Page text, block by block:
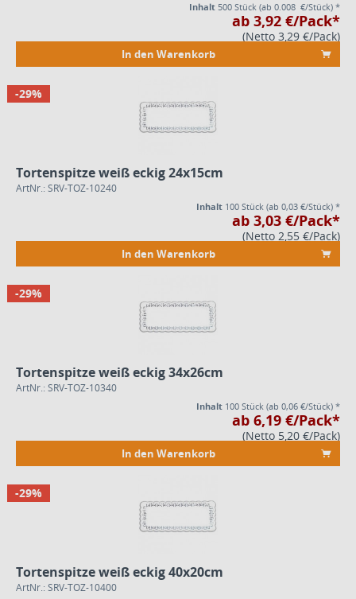
Inhalt 500 Stück (ab 0.008 €/Stück) *
ab 3,92 €/Pack*
(Netto 3,29 €/Pack)
In den Warenkorb
-29%
Tortenspitze weiß eckig 24x15cm
ArtNr.: SRV-TOZ-10240
Inhalt 100 Stück (ab 0,03 €/Stück) *
ab 3,03 €/Pack*
(Netto 2,55 €/Pack)
In den Warenkorb
-29%
Tortenspitze weiß eckig 34x26cm
ArtNr.: SRV-TOZ-10340
Inhalt 100 Stück (ab 0,06 €/Stück) *
ab 6,19 €/Pack*
(Netto 5,20 €/Pack)
In den Warenkorb
-29%
Tortenspitze weiß eckig 40x20cm
ArtNr.: SRV-TOZ-10400